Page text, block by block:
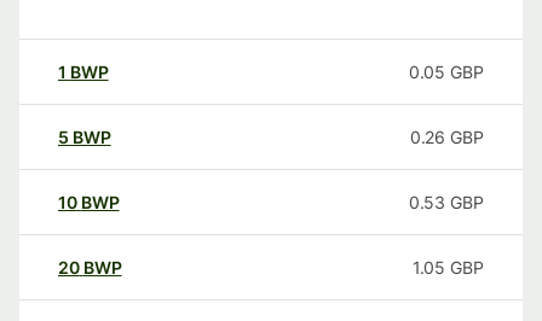
1 BWP 0.05 GBP
5 BWP 0.26 GBP
10 BWP 0.53 GBP
20 BWP 1.05 GBP